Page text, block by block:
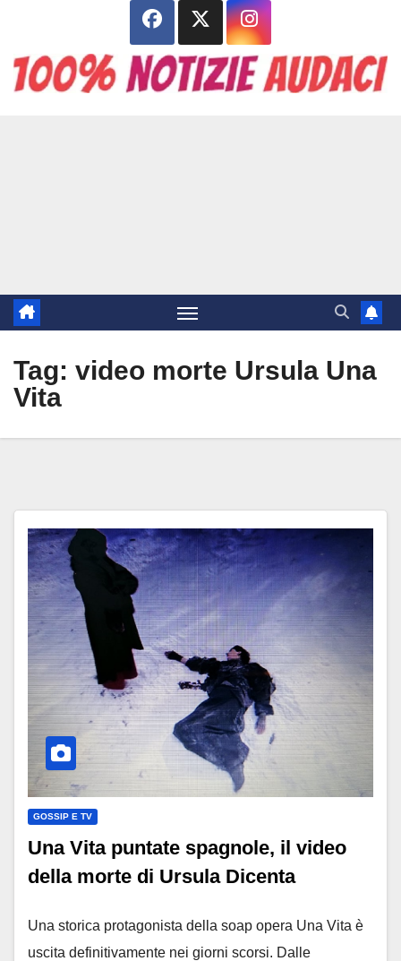
contenuto
Tag: video morte Ursula Una
Vita
GOSSIP E TV
Una Vita puntate spagnole, il video
della morte di Ursula Dicenta
Una storica protagonista della soap opera Una Vita è
uscita definitivamente nei giorni scorsi. Dalle